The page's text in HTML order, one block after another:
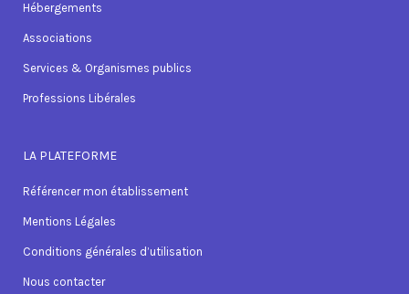
Hébergements
Associations
Services & Organismes publics
Professions Libérales
LA PLATEFORME
Référencer mon établissement
Mentions Légales
Conditions générales d’utilisation
Nous contacter